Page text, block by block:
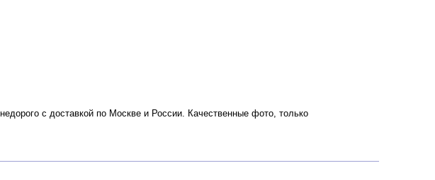
с доставкой по Москве и России. Качественные фото, только